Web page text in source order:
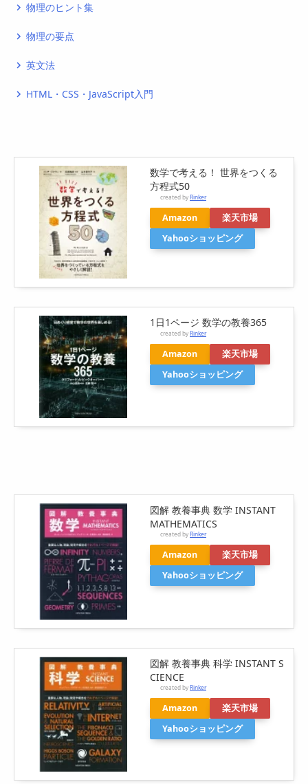
navigate_next 物理のヒント集
navigate_next 物理の要点
navigate_next 英文法
navigate_next HTML・CSS・JavaScript入門
数学で考える！ 世界をつくる
方程式50
created byRinker
Amazon
楽天市場
Yahooショッピング
1日1ページ 数学の教養365
created byRinker
Amazon
楽天市場
Yahooショッピング
図解 教養事典 数学 INSTANT
MATHEMATICS
created byRinker
Amazon
楽天市場
Yahooショッピング
図解 教養事典 科学 INSTANT S
CIENCE
created byRinker
Amazon
楽天市場
Yahooショッピング